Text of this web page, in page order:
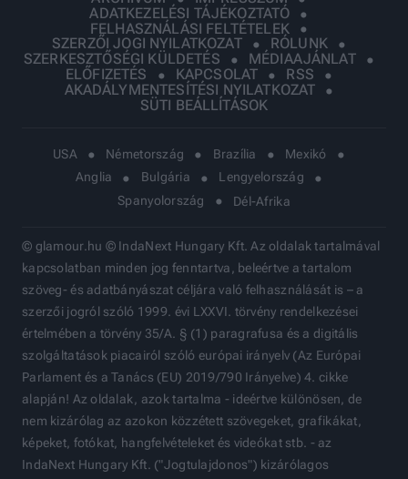
ADATKEZELÉSI TÁJÉKOZTATÓ
FELHASZNÁLÁSI FELTÉTELEK
SZERZŐI JOGI NYILATKOZAT
RÓLUNK
SZERKESZTŐSÉGI KÜLDETÉS
MÉDIAAJÁNLAT
ELŐFIZETÉS
KAPCSOLAT
RSS
AKADÁLYMENTESÍTÉSI NYILATKOZAT
SÜTI BEÁLLÍTÁSOK
USA Németország Brazília
Mexikó
Anglia
Bulgária
Lengyelország
Spanyolország
Dél-Afrika
© glamour.hu © IndaNext Hungary Kft. Az oldalak tartalmával
kapcsolatban minden jog fenntartva, beleértve a tartalom
szöveg- és adatbányászat céljára való felhasználását is – a
szerzői jogról szóló 1999. évi LXXVI. törvény rendelkezései
értelmében a törvény 35/A. § (1) paragrafusa és a digitális
szolgáltatások piacairól szóló európai irányelv (Az Európai
Parlament és a Tanács (EU) 2019/790 Irányelve) 4. cikke
alapján! Az oldalak, azok tartalma - ideértve különösen, de
nem kizárólag az azokon közzétett szövegeket, grafikákat,
képeket, fotókat, hangfelvételeket és videókat stb. - az
IndaNext Hungary Kft. ("Jogtulajdonos") kizárólagos